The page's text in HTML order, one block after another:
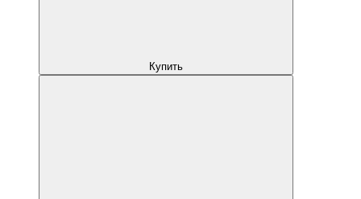
Купить